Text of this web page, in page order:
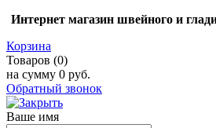
Интернет магазин швейного и
Корзина
Товаров (0)
на сумму 0 руб.
Обратный звонок
Ваше имя